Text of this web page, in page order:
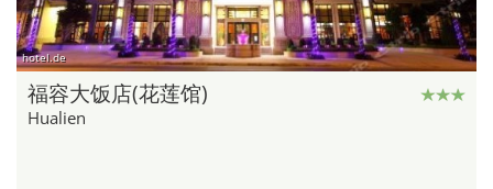
hotel.de
福容大饭店(花莲馆)
Hualien